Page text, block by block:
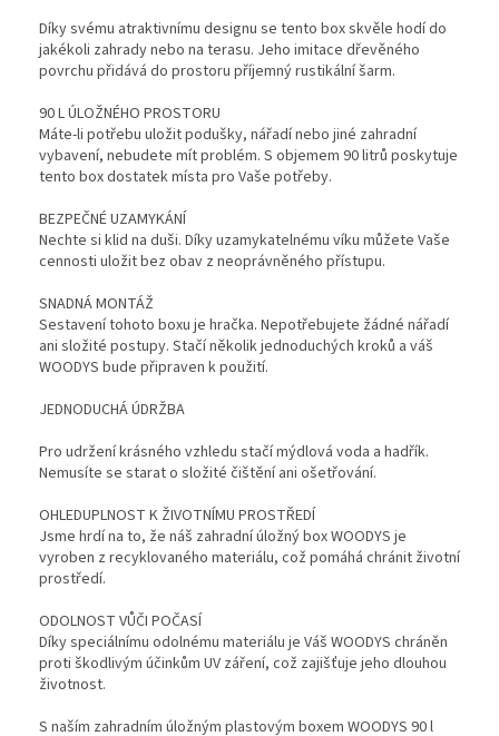
Díky svému atraktivnímu designu se tento box skvěle hodí do
jakékoli zahrady nebo na terasu. Jeho imitace dřevěného
povrchu přidává do prostoru příjemný rustikální šarm.
90 L ÚLOŽNÉHO PROSTORU
Máte-li potřebu uložit podušky, nářadí nebo jiné zahradní
vybavení, nebudete mít problém. S objemem 90 litrů poskytuje
tento box dostatek místa pro Vaše potřeby.
BEZPEČNÉ UZAMYKÁNÍ
Nechte si klid na duši. Díky uzamykatelnému víku můžete Vaše
cennosti uložit bez obav z neoprávněného přístupu.
SNADNÁ MONTÁŽ
Sestavení tohoto boxu je hračka. Nepotřebujete žádné nářadí
ani složité postupy. Stačí několik jednoduchých kroků a váš
WOODYS bude připraven k použití.
JEDNODUCHÁ ÚDRŽBA
Pro udržení krásného vzhledu stačí mýdlová voda a hadřík.
Nemusíte se starat o složité čištění ani ošetřování.
OHLEDUPLNOST K ŽIVOTNÍMU PROSTŘEDÍ
Jsme hrdí na to, že náš zahradní úložný box WOODYS je
vyroben z recyklovaného materiálu, což pomáhá chránit životní
prostředí.
ODOLNOST VŮČI POČASÍ
Díky speciálnímu odolnému materiálu je Váš WOODYS chráněn
proti škodlivým účinkům UV záření, což zajišťuje jeho dlouhou
životnost.
S naším zahradním úložným plastovým boxem WOODYS 90 l